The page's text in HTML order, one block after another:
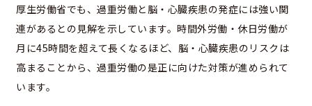
厚生労働省でも、過重労働と脳・心臓疾患の発症には強い関
連があるとの見解を示しています。時間外労働・休日労働が
月に45時間を超えて長くなるほど、脳・心臓疾患のリスクは
高まることから、過重労働の是正に向けた対策が進められて
います。